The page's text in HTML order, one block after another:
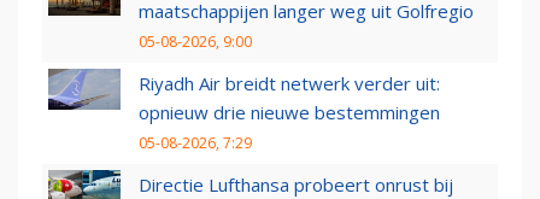
maatschappijen langer weg uit Golfregio
05-08-2026, 9:00
Riyadh Air breidt netwerk verder uit:
opnieuw drie nieuwe bestemmingen
05-08-2026, 7:29
Directie Lufthansa probeert onrust bij